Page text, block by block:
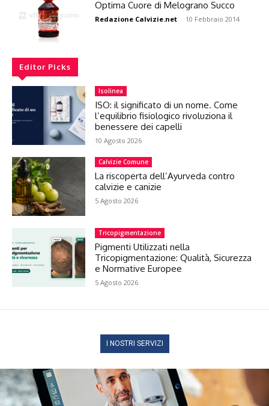
Optima Cuore di Melograno Succo
Redazione Calvizie.net - 10 Febbraio 2014
Editor Picks
Isolinea
ISO: il significato di un nome. Come
l’equilibrio fisiologico rivoluziona il
benessere dei capelli
10 Agosto 2026
Calvizie Comune
La riscoperta dell’Ayurveda contro
calvizie e canizie
5 Agosto 2026
Tricopigmentazione
Pigmenti Utilizzati nella
Tricopigmentazione: Qualità, Sicurezza
e Normative Europee
5 Agosto 2026
I NOSTRI SERVIZI